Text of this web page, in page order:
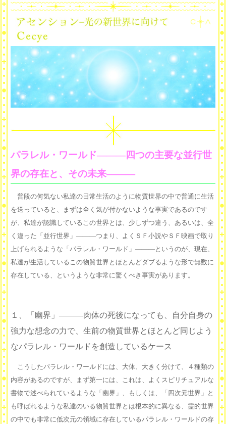
パラレル・ワールド―――四つの主要な並行世
界の存在と、その未来―――
普段の何気ない私達の日常生活のように物質世界の中で普通に生活
を送っていると、まずは全く気が付かないような事実であるのです
が、私達が認識しているこの世界とは、少しずつ違う、あるいは、全
く違った「並行世界」―――つまり、よくＳＦ小説やＳＦ映画で取り
上げられるような「パラレル・ワールド」―――というのが、現在、
私達が生活しているこの物質世界とほとんどダブるような形で無数に
存在している、というような非常に驚くべき事実があります。
１、「幽界」———肉体の死後になっても、自分自身の
強力な想念の力で、生前の物質世界とほとんど同じよう
なパラレル・ワールドを創造しているケース
こうしたパラレル・ワールドには、大体、大きく分けて、４種類の
内容があるのですが、まず第一には、これは、よくスピリチュアルな
書物で述べられているような「幽界」、もしくは、「四次元世界」と
も呼ばれるような私達のいる物質世界とは根本的に異なる、霊的世界
の中でも非常に低次元の領域に存在しているパラレル・ワールドの存